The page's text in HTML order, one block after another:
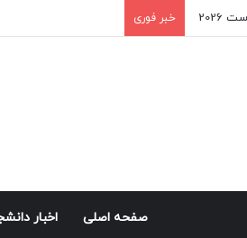
خبر فوری
صفحه اصلی اخبار